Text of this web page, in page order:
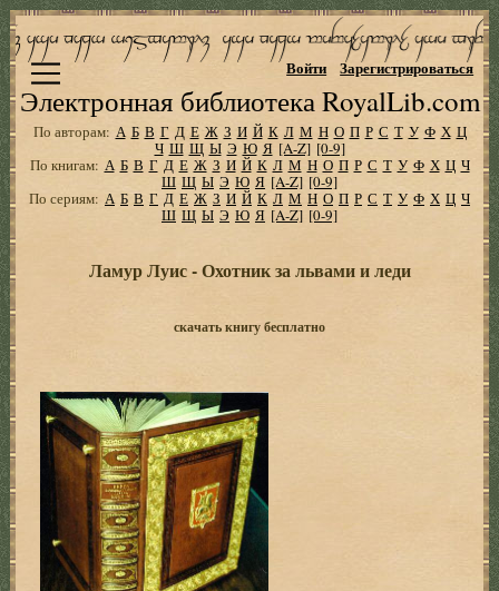
Электронная библиотека RoyalLib.com
Войти Зарегистрироваться
По авторам: А Б В Г Д Е Ж З И Й К Л М Н О П Р С Т У Ф Х Ц
Ч Ш Щ Ы Э Ю Я [A-Z] [0-9]
По книгам: А Б В Г Д Е Ж З И Й К Л М Н О П Р С Т У Ф Х Ц Ч
Ш Щ Ы Э Ю Я [A-Z] [0-9]
По сериям: А Б В Г Д Е Ж З И Й К Л М Н О П Р С Т У Ф Х Ц Ч
Ш Щ Ы Э Ю Я [A-Z] [0-9]
Ламур Луис - Охотник за львами и леди
скачать книгу бесплатно